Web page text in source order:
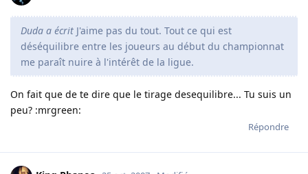
Duda a écrit J'aime pas du tout. Tout ce qui est
déséquilibre entre les joueurs au début du championnat
me paraît nuire à l'intérêt de la ligue.
On fait que de te dire que le tirage desequilibre... Tu suis un
peu? :mrgreen:
Répondre